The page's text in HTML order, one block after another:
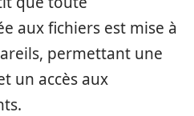
aux fichiers est mise à
permettant une
un accès aux